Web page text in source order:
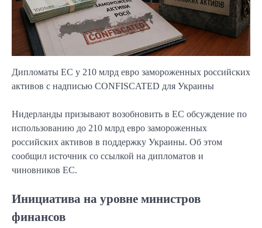
Дипломаты ЕС у 210 млрд евро замороженных российских
активов с надписью CONFISCATED для Украины
Нидерланды призывают возобновить в ЕС обсуждение по
использованию до 210 млрд евро замороженных
российских активов в поддержку Украины. Об этом
сообщил источник со ссылкой на дипломатов и
чиновников ЕС.
Инициатива на уровне министров
финансов